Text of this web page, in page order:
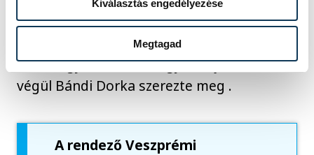
Kiválasztás engedélyezése
Megtagad
fokozatosan ledolgozta. A lányok
hatalmasat küzdve nagyszerű mérkőzést
vívtak egymással, a magyar bajnoki címet
végül Bándi Dorka szerezte meg .
A rendező Veszprémi